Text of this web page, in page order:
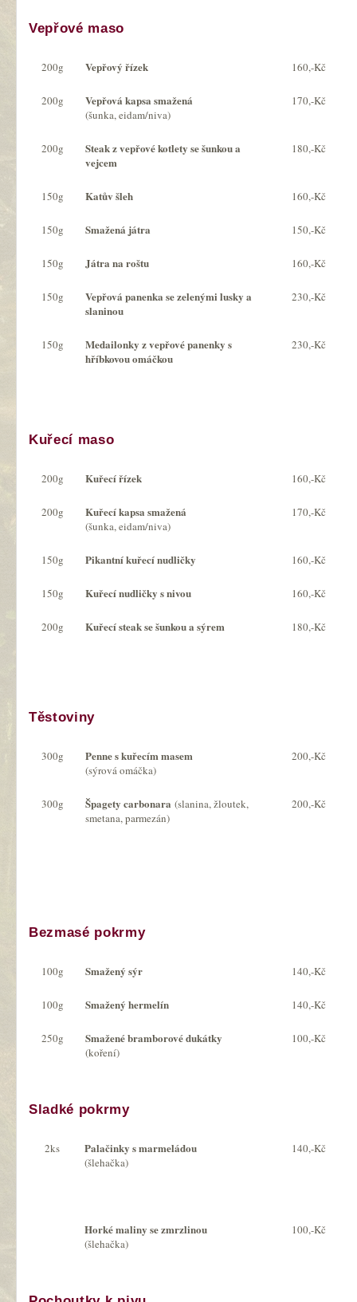
Vepřové maso
200g Vepřový řízek 160,-Kč
200g Vepřová kapsa smažená
(šunka, eidam/niva)
170,-Kč
200g
Steak z vepřové kotlety se šunkou a
vejcem
180,-Kč
150g Katův šleh 160,-Kč
150g Smažená játra 150,-Kč
150g Játra na roštu 160,-Kč
150g
Vepřová panenka se zelenými lusky a
slaninou
230,-Kč
150g
Medailonky z vepřové panenky s
hříbkovou omáčkou
230,-Kč
Kuřecí maso
200g Kuřecí řízek 160,-Kč
200g Kuřecí kapsa smažená
(šunka, eidam/niva)
170,-Kč
150g Pikantní kuřecí nudličky 160,-Kč
150g Kuřecí nudličky s nivou 160,-Kč
200g Kuřecí steak se šunkou a sýrem 180,-Kč
Těstoviny
300g Penne s kuřecím masem
(sýrová omáčka)
200,-Kč
300g Špagety carbonara (slanina, žloutek,
smetana, parmezán)
200,-Kč
Bezmasé pokrmy
100g Smažený sýr 140,-Kč
100g Smažený hermelín 140,-Kč
250g Smažené bramborové dukátky
(koření)
100,-Kč
Sladké pokrmy
2ks Palačinky s marmeládou
(šlehačka)
140,-Kč
Horké maliny se zmrzlinou
(šlehačka)
100,-Kč